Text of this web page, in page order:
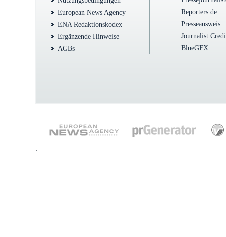
European News Agency
ENA Redaktionskodex
Ergänzende Hinweise
AGBs
Reporters.de
Presseausweis
Journalist
BlueGFX
.